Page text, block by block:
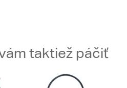
taktiež páčiť